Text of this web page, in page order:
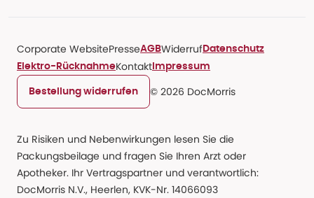
Corporate WebsitePresseAGBWiderruf Datenschutz
Elektro-RücknahmeKontakt Impressum
Bestellung widerrufen © 2026 DocMorris
Zu Risiken und Nebenwirkungen lesen Sie die
Packungsbeilage und fragen Sie Ihren Arzt oder
Apotheker. Ihr Vertragspartner und verantwortlich:
DocMorris N.V., Heerlen, KVK-Nr. 14066093